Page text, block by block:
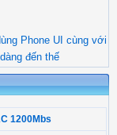
Phone UI cùng với
đến thế
1200Mbs